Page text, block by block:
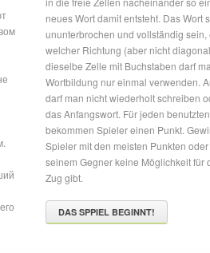
neues Wort damit entsteht. Das Wort
ununterbrochen und vollständig sein,
welcher Richtung (aber nicht
dieselbe Zelle mit Buchstaben darf
Wortbildung nur einmal verwenden.
darf man nicht wiederholt schreiben
das Anfangswort. Für jeden
bekommen Spieler einen Punkt.
Spieler mit den meisten Punkten
seinem Gegner keine Möglichkeit für
Zug gibt.
DAS SPPIEL BEGINNT!